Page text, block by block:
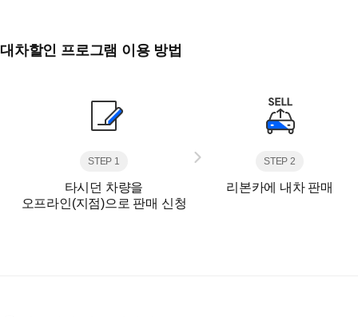
대차할인 프로그램 이용 방법
STEP 1
타시던 차량을
오프라인(지점)으로 판매 신청
STEP 2
리본카에 내차 판매